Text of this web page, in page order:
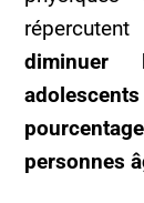
diminuer
personnes